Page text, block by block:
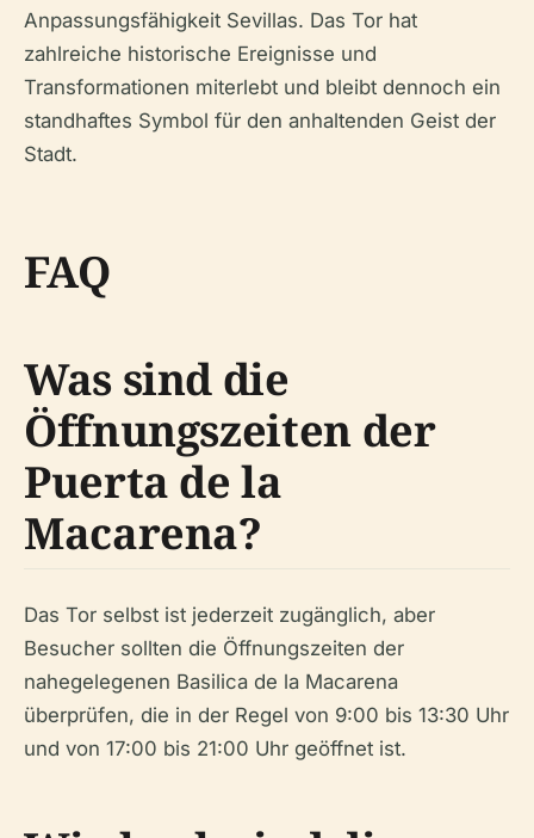
Anpassungsfähigkeit Sevillas. Das Tor hat
zahlreiche historische Ereignisse und
Transformationen miterlebt und bleibt dennoch ein
standhaftes Symbol für den anhaltenden Geist der
Stadt.
FAQ
Was sind die
Öffnungszeiten der
Puerta de la
Macarena?
Das Tor selbst ist jederzeit zugänglich, aber
Besucher sollten die Öffnungszeiten der
nahegelegenen Basilica de la Macarena
überprüfen, die in der Regel von 9:00 bis 13:30 Uhr
und von 17:00 bis 21:00 Uhr geöffnet ist.